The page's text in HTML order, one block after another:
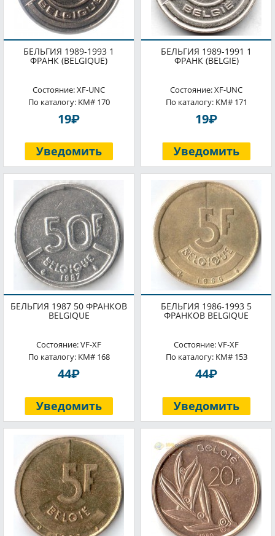
БЕЛЬГИЯ 1989-1993 1
ФРАНК (BELGIQUE)
Состояние: XF-UNC
По каталогу: KM# 170
19P
Уведомить
БЕЛЬГИЯ 1989-1991 1
ФРАНК (BELGIE)
Состояние: XF-UNC
По каталогу: KM# 171
19P
Уведомить
БЕЛЬГИЯ 1987 50 ФРАНКОВ
BELGIQUE
Состояние: VF-XF
По каталогу: KM# 168
44P
Уведомить
БЕЛЬГИЯ 1986-1993 5
ФРАНКОВ BELGIQUE
Состояние: VF-XF
По каталогу: KM# 153
44P
Уведомить